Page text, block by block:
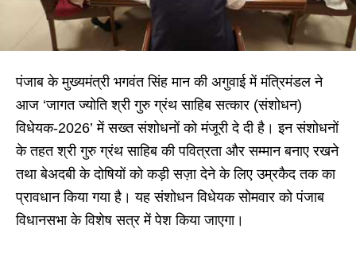
पंजाब के मुख्यमंत्री भगवंत सिंह मान की अगुवाई में मंत्रिमंडल ने
आज ‘जागत ज्योति श्री गुरु ग्रंथ साहिब सत्कार (संशोधन)
विधेयक-2026’ में सख्त संशोधनों को मंजूरी दे दी है। इन संशोधनों
के तहत श्री गुरु ग्रंथ साहिब की पवित्रता और सम्मान बनाए रखने
तथा बेअदबी के दोषियों को कड़ी सज़ा देने के लिए उम्रकैद तक का
प्रावधान किया गया है। यह संशोधन विधेयक सोमवार को पंजाब
विधानसभा के विशेष सत्र में पेश किया जाएगा।